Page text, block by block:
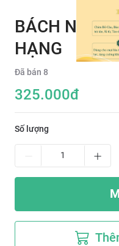
BÁCH NIÊN
HẠNG
Đã bán 8
325.000đ
Số lượng